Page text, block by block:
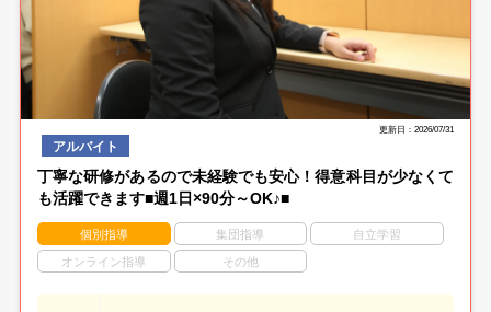
更新日：2026/07/31
アルバイト
丁寧な研修があるので未経験でも安心！得意科目が少なくて
も活躍できます■週1日×90分～OK♪■
個別指導 集団指導 自立学習
オンライン指導 その他